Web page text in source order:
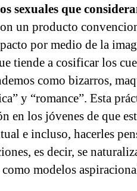
sexuales que
un producto
por medio de la
tiende a cosificar los
como bizarros,
y “romance”. Esta
en los jóvenes de que
e incluso, hacerles
es decir, se
modelos